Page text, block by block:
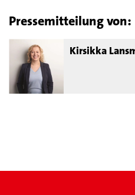
Pressemitteilung von:
Kirsikka